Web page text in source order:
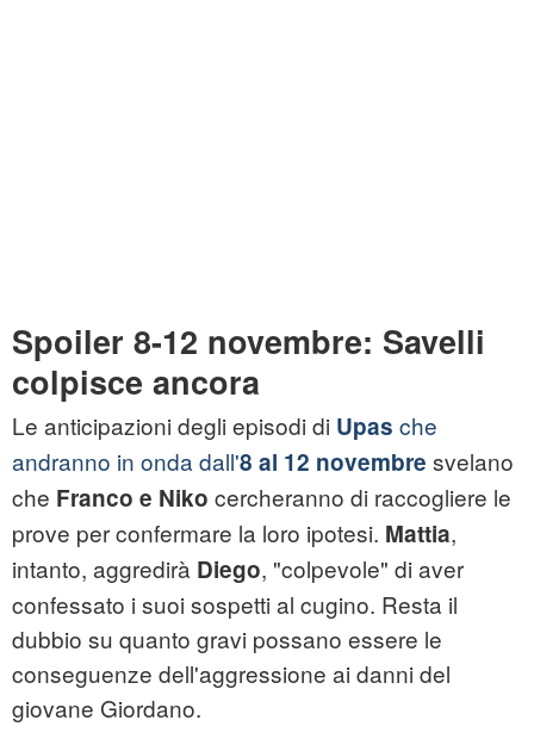
Spoiler 8-12 novembre: Savelli
colpisce ancora
Le anticipazioni degli episodi di Upas che
andranno in onda dall'8 al 12 novembre svelano
che Franco e Niko cercheranno di raccogliere le
prove per confermare la loro ipotesi. Mattia,
intanto, aggredirà Diego, "colpevole" di aver
confessato i suoi sospetti al cugino. Resta il
dubbio su quanto gravi possano essere le
conseguenze dell'aggressione ai danni del
giovane Giordano.